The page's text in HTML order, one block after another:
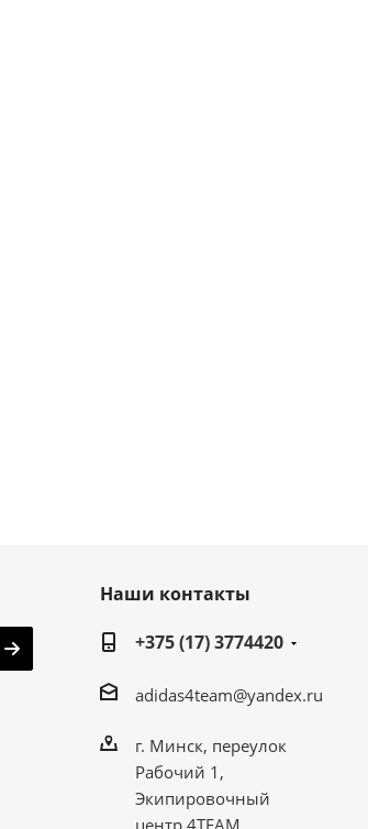
Наши контакты
+375 (17) 3774420
adidas4team@yandex.ru
г. Минск, переулок
Рабочий 1,
Экипировочный
центр 4TEAM